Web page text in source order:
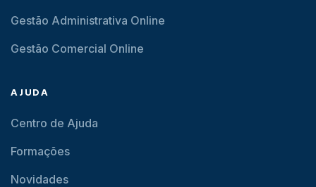
Gestão Administrativa Online
Gestão Comercial Online
AJUDA
Centro de Ajuda
Formações
Novidades